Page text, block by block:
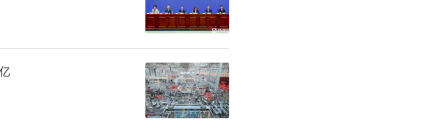
“一体化”的发力
”的集约式平台建
、一口出”的横向